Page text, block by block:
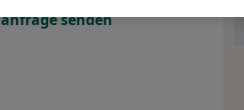
senden